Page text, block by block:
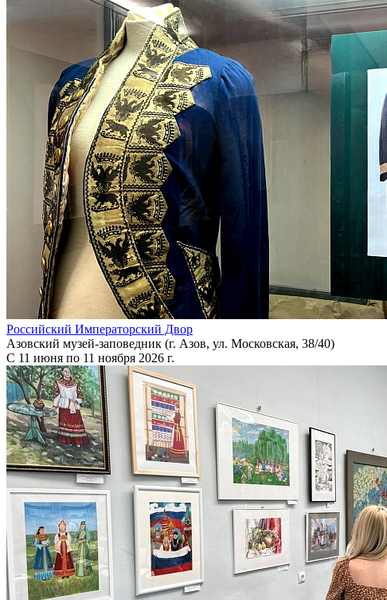
Российский Императорский Двор
Азовский музей-заповедник (г. Азов, ул. Московская, 38/40)
С 11 июня по 11 ноября 2026 г.